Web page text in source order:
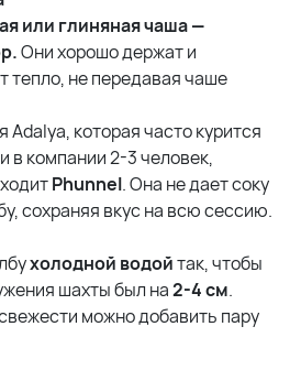
или глиняная чаша —
Они хорошо держат и
тепло, не передавая чаше
Adalya, которая часто курится
в компании 2-3 человек,
Phunnel. Она не дает соку
сохраняя вкус на всю сессию.
холодной водойтак, чтобы
шахты был на2-4 см.
можно добавить пару